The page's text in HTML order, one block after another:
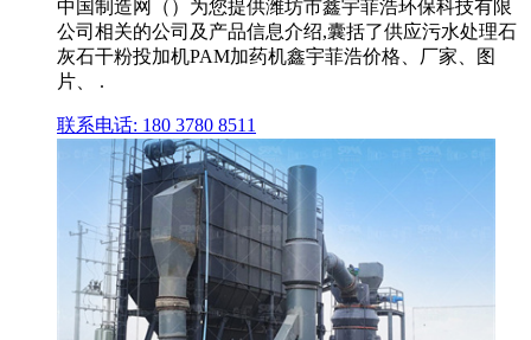
中国制造网（）为您提供潍坊市鑫宇菲浩环保科技有限
公司相关的公司及产品信息介绍,囊括了供应污水处理石
灰石干粉投加机PAM加药机鑫宇菲浩价格、厂家、图
片、 .
联系电话: 180 3780 8511